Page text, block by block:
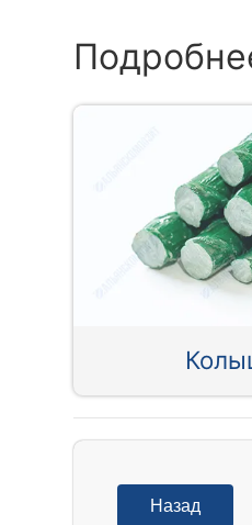
Назад